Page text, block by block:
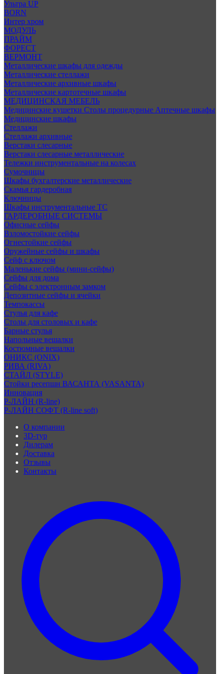
Ультра UP
BORN
Интер хром
МОДУЛЬ
ПРАЙМ
ФОРЕСТ
ВЕРМОНТ
Металлические шкафы для одежды
Металлические стеллажи
Металлические архивные шкафы
Металлические картотечные шкафы
МЕДИЦИНСКАЯ МЕБЕЛЬ
Медицинские кушетки Столы процедурные Аптечные шкафы
Медицинские шкафы
Стеллажи
Стеллажи архивные
Верстаки слесарные
Верстаки слесарные металлические
Тележки инструментальные на колесах
Сумочницы
Шкафы бухгалтерские металлические
Скамья гардеробная
Ключницы
Шкафы инструментальные ТС
ГАРДЕРОБНЫЕ СИСТЕМЫ
Офисные сейфы
Взломостойкие сейфы
Огнестойкие сейфы
Оружейные сейфы и шкафы
Сейф с ключом
Маленькие сейфы (мини-сейфы)
Сейфы для дома
Сейфы с электронным замком
Депозитные сейфы и ячейки
Темпокассы
Стулья для кафе
Столы для столовых и кафе
Барные стулья
Напольные вешалки
Костюмные вешалки
ОНИКС (ONIX)
РИВА (RIVA)
СТАЙЛ (STYLE)
Стойки ресепшн ВАСАНТА (VASANTA)
Инновация
Р-ЛАЙН (R-line)
Р-ЛАЙН СОФТ (R-line soft)
О компании
3D-тур
Дилерам
Доставка
Отзывы
Контакты